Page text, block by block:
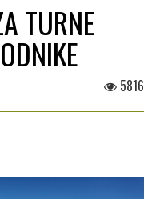
TURNE
5816